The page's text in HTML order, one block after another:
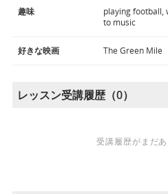
趣味
playing football,
to music
好きな映画 The Green Mile
レッスン受講履歴（0）
受講履歴がまだあ